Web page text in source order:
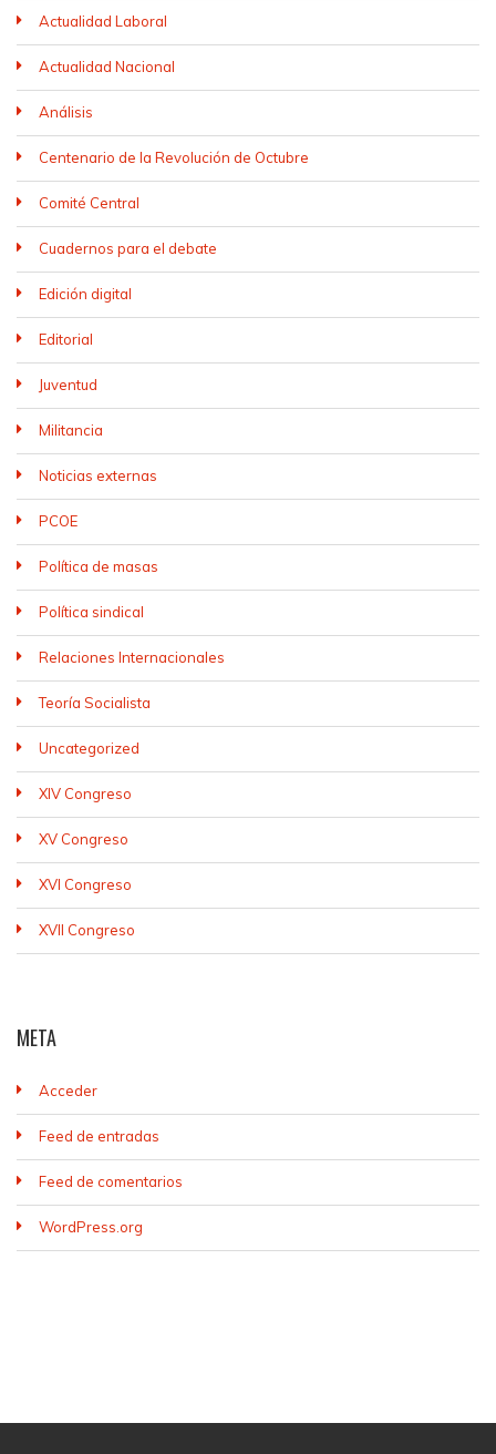
Actualidad Laboral
Actualidad Nacional
Análisis
Centenario de la Revolución de Octubre
Comité Central
Cuadernos para el debate
Edición digital
Editorial
Juventud
Militancia
Noticias externas
PCOE
Política de masas
Política sindical
Relaciones Internacionales
Teoría Socialista
Uncategorized
XIV Congreso
XV Congreso
XVI Congreso
XVII Congreso
META
Acceder
Feed de entradas
Feed de comentarios
WordPress.org